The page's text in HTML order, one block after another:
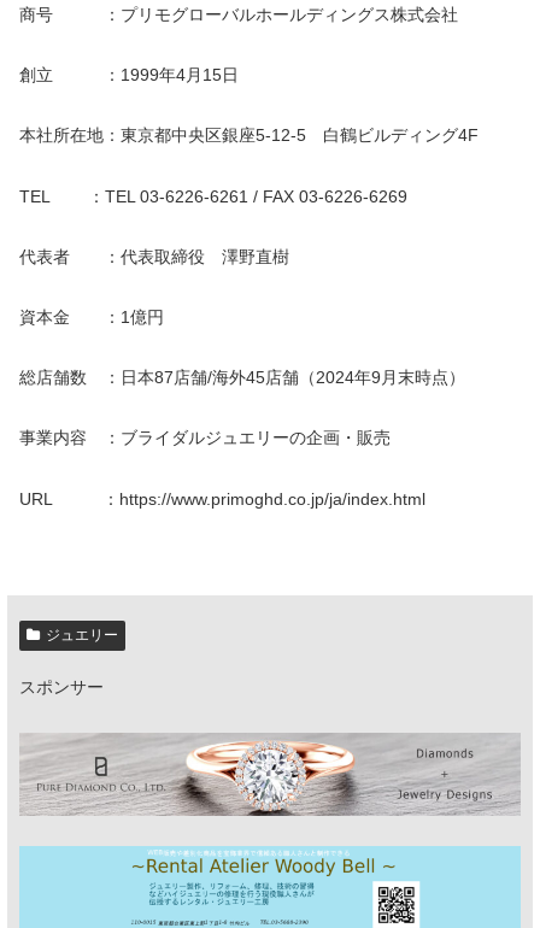
商号 ：プリモグローバルホールディングス株式会社
創立 ：1999年4月15日
本社所在地：東京都中央区銀座5-12-5 白鶴ビルディング4F
TEL ：TEL 03-6226-6261 / FAX 03-6226-6269
代表者 ：代表取締役 澤野直樹
資本金 ：1億円
総店舗数 ：日本87店舗/海外45店舗（2024年9月末時点）
事業内容 ：ブライダルジュエリーの企画・販売
URL ：https://www.primoghd.co.jp/ja/index.html
ジュエリー
スポンサー